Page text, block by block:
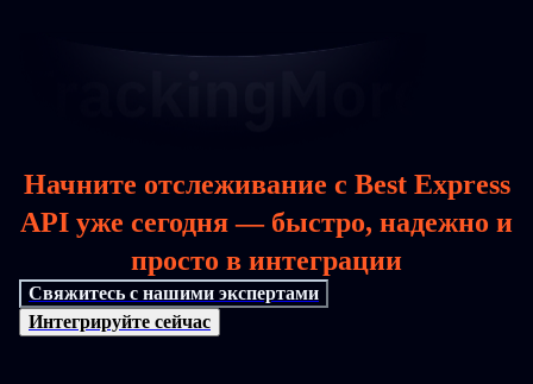
Начните отслеживание с Best Express
API уже сегодня — быстро, надежно и
просто в интеграции
Свяжитесь с нашими экспертами
Интегрируйте сейчас